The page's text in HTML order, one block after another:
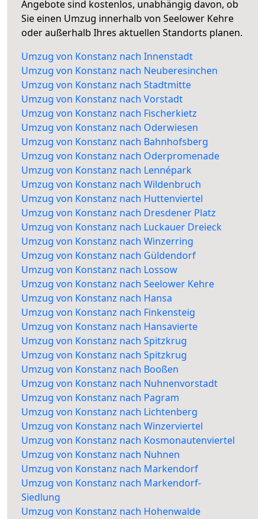
Angebote sind kostenlos, unabhängig davon, ob
Sie einen Umzug innerhalb von Seelower Kehre
oder außerhalb Ihres aktuellen Standorts planen.
Umzug von Konstanz nach Innenstadt
Umzug von Konstanz nach Neuberesinchen
Umzug von Konstanz nach Stadtmitte
Umzug von Konstanz nach Vorstadt
Umzug von Konstanz nach Fischerkietz
Umzug von Konstanz nach Oderwiesen
Umzug von Konstanz nach Bahnhofsberg
Umzug von Konstanz nach Oderpromenade
Umzug von Konstanz nach Lennépark
Umzug von Konstanz nach Wildenbruch
Umzug von Konstanz nach Huttenviertel
Umzug von Konstanz nach Dresdener Platz
Umzug von Konstanz nach Luckauer Dreieck
Umzug von Konstanz nach Winzerring
Umzug von Konstanz nach Güldendorf
Umzug von Konstanz nach Lossow
Umzug von Konstanz nach Seelower Kehre
Umzug von Konstanz nach Hansa
Umzug von Konstanz nach Finkensteig
Umzug von Konstanz nach Hansavierte
Umzug von Konstanz nach Spitzkrug
Umzug von Konstanz nach Spitzkrug
Umzug von Konstanz nach Booßen
Umzug von Konstanz nach Nuhnenvorstadt
Umzug von Konstanz nach Pagram
Umzug von Konstanz nach Lichtenberg
Umzug von Konstanz nach Winzerviertel
Umzug von Konstanz nach Kosmonautenviertel
Umzug von Konstanz nach Nuhnen
Umzug von Konstanz nach Markendorf
Umzug von Konstanz nach Markendorf-
Siedlung
Umzug von Konstanz nach Hohenwalde